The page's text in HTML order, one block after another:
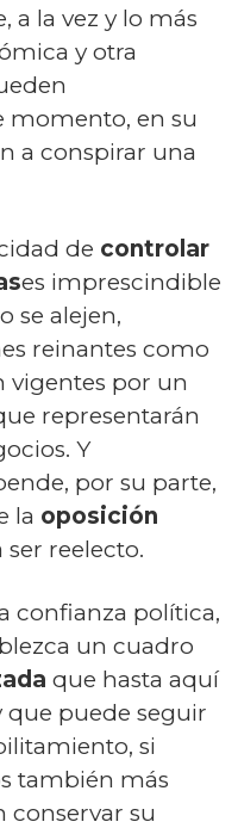
a la vez y lo más
y otra
momento, en su
a conspirar una
de controlar
es imprescindible
se alejen,
reinantes como
vigentes por un
representarán
Y
por su parte,
la oposición
ser reelecto.
confianza política,
un cuadro
que hasta aquí
que puede seguir
si
también más
conservar su